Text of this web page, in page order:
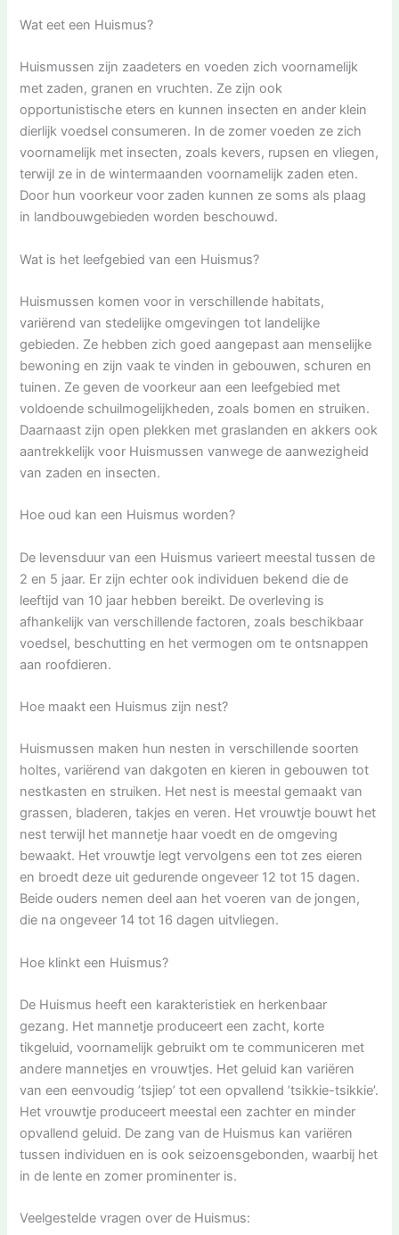
Wat eet een Huismus?
Huismussen zijn zaadeters en voeden zich voornamelijk
met zaden, granen en vruchten. Ze zijn ook
opportunistische eters en kunnen insecten en ander klein
dierlijk voedsel consumeren. In de zomer voeden ze zich
voornamelijk met insecten, zoals kevers, rupsen en vliegen,
terwijl ze in de wintermaanden voornamelijk zaden eten.
Door hun voorkeur voor zaden kunnen ze soms als plaag
in landbouwgebieden worden beschouwd.
Wat is het leefgebied van een Huismus?
Huismussen komen voor in verschillende habitats,
variërend van stedelijke omgevingen tot landelijke
gebieden. Ze hebben zich goed aangepast aan menselijke
bewoning en zijn vaak te vinden in gebouwen, schuren en
tuinen. Ze geven de voorkeur aan een leefgebied met
voldoende schuilmogelijkheden, zoals bomen en struiken.
Daarnaast zijn open plekken met graslanden en akkers ook
aantrekkelijk voor Huismussen vanwege de aanwezigheid
van zaden en insecten.
Hoe oud kan een Huismus worden?
De levensduur van een Huismus varieert meestal tussen de
2 en 5 jaar. Er zijn echter ook individuen bekend die de
leeftijd van 10 jaar hebben bereikt. De overleving is
afhankelijk van verschillende factoren, zoals beschikbaar
voedsel, beschutting en het vermogen om te ontsnappen
aan roofdieren.
Hoe maakt een Huismus zijn nest?
Huismussen maken hun nesten in verschillende soorten
holtes, variërend van dakgoten en kieren in gebouwen tot
nestkasten en struiken. Het nest is meestal gemaakt van
grassen, bladeren, takjes en veren. Het vrouwtje bouwt het
nest terwijl het mannetje haar voedt en de omgeving
bewaakt. Het vrouwtje legt vervolgens een tot zes eieren
en broedt deze uit gedurende ongeveer 12 tot 15 dagen.
Beide ouders nemen deel aan het voeren van de jongen,
die na ongeveer 14 tot 16 dagen uitvliegen.
Hoe klinkt een Huismus?
De Huismus heeft een karakteristiek en herkenbaar
gezang. Het mannetje produceert een zacht, korte
tikgeluid, voornamelijk gebruikt om te communiceren met
andere mannetjes en vrouwtjes. Het geluid kan variëren
van een eenvoudig ’tsjiep’ tot een opvallend ’tsikkie-tsikkie’.
Het vrouwtje produceert meestal een zachter en minder
opvallend geluid. De zang van de Huismus kan variëren
tussen individuen en is ook seizoensgebonden, waarbij het
in de lente en zomer prominenter is.
Veelgestelde vragen over de Huismus: